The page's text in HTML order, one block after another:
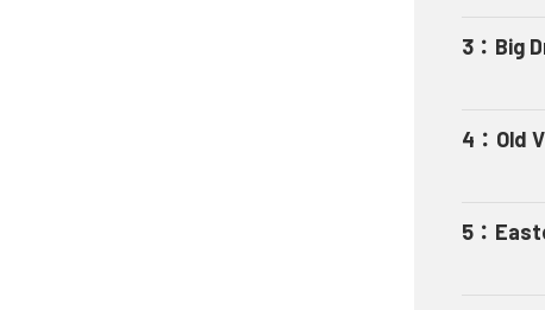
3 ： Big
4 ： Old
5 ：